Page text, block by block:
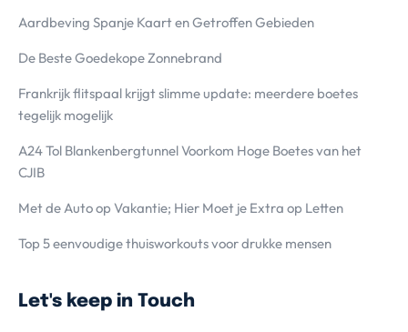
Aardbeving Spanje Kaart en Getroffen Gebieden
De Beste Goedekope Zonnebrand
Frankrijk flitspaal krijgt slimme update: meerdere boetes
tegelijk mogelijk
A24 Tol Blankenbergtunnel Voorkom Hoge Boetes van het
CJIB
Met de Auto op Vakantie; Hier Moet je Extra op Letten
Top 5 eenvoudige thuisworkouts voor drukke mensen
Let's keep in Touch